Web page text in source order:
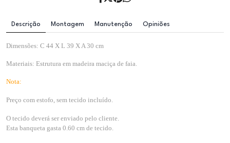
Descrição Montagem Manutenção Opiniões
Dimensões: C 44 X L 39 X A 30 cm
Materiais: Estrutura em madeira maciça de faia.
Nota:
Preço com estofo, sem tecido incluído.
O tecido deverá ser enviado pelo cliente.
Esta banqueta gasta 0.60 cm de tecido.